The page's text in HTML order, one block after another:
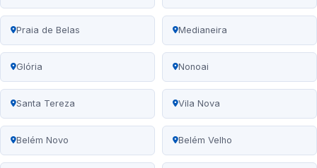
Praia de Belas Medianeira
Glória Nonoai
Santa Tereza Vila Nova
Belém Novo Belém Velho